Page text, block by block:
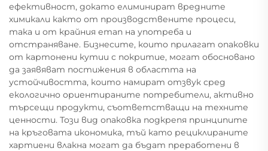
ефективност, докато елиминират вредните
химикали както от производствените процеси,
така и от крайния етап на употреба и
отстраняване. Бизнесите, които прилагат опаковки
от картонени кутии с покритие, могат обосновано
да заявяват постижения в областта на
устойчивостта, които намират отзвук сред
екологично ориентираните потребители, активно
търсещи продукти, съответстващи на техните
ценности. Този вид опаковка подкрепя принципите
на кръговата икономика, тъй като рециклираните
хартиени влакна могат да бъдат преработени в